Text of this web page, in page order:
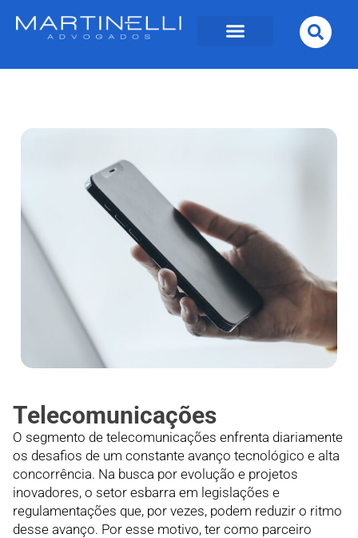
Telecomunicações
O segmento de telecomunicações enfrenta diariamente
os desafios de um constante avanço tecnológico e alta
concorrência. Na busca por evolução e projetos
inovadores, o setor esbarra em legislações e
regulamentações que, por vezes, podem reduzir o ritmo
desse avanço. Por esse motivo, ter como parceiro